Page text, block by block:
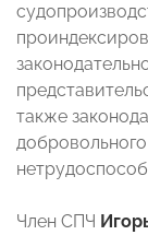
также
Член СПЧ